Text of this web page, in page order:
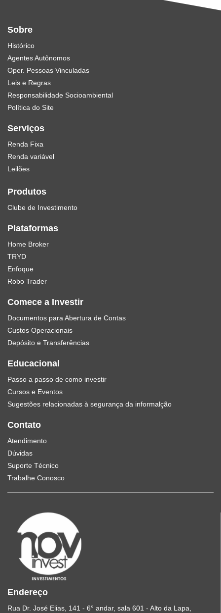
Sobre
Histórico
Agentes Autônomos
Oper. Pessoas Vinculadas
Leis e Regras
Responsabilidade Socioambiental
Política do Site
Serviços
Renda Fixa
Renda variável
Leilões
Produtos
Clube de Investimento
Plataformas
Home Broker
TRYD
Enfoque
Robo Trader
Comece a Investir
Documentos para Abertura de Contas
Custos Operacionais
Depósito e Transferências
Educacional
Passo a passo de como investir
Cursos e Eventos
Sugestões relacionadas à segurança da informalção
Contato
Atendimento
Dúvidas
Suporte Técnico
Trabalhe Conosco
Endereço
Rua Dr. José Elias, 141 - 6° andar, sala 601 - Alto da Lapa,